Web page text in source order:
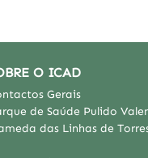
O ICAD
Gerais
de Saúde Pulido
das Linhas de